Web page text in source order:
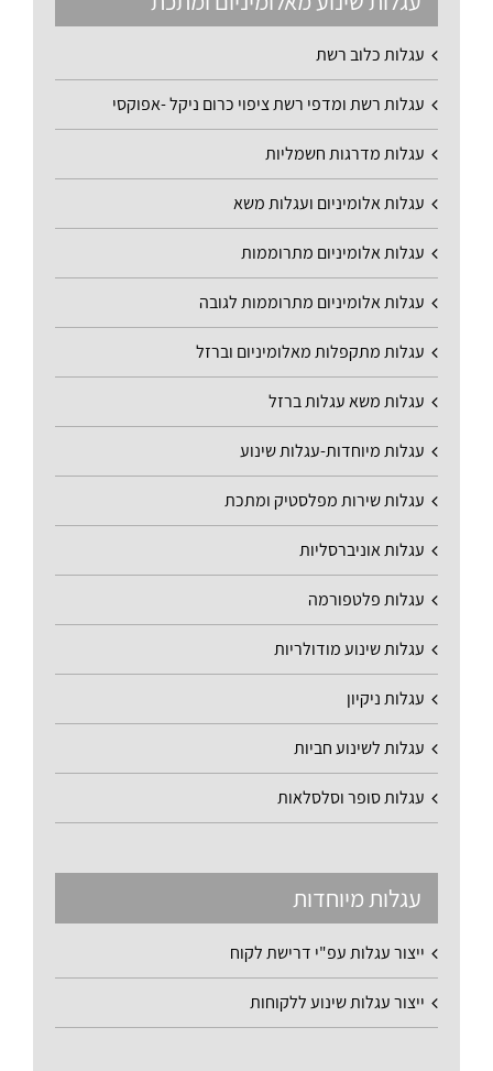
עגלות כלוב רשת
עגלות רשת ומדפי רשת ציפוי כרום ניקל -אפוקסי
עגלות מדרגות חשמליות
עגלות אלומיניום ועגלות משא
עגלות אלומיניום מתרוממות
עגלות אלומיניום מתרוממות לגובה
עגלות מתקפלות מאלומיניום וברזל
עגלות משא עגלות ברזל
עגלות מיוחדות-עגלות שינוע
עגלות שירות מפלסטיק ומתכת
עגלות אוניברסליות
עגלות פלטפורמה
עגלות שינוע מודולריות
עגלות ניקיון
עגלות לשינוע חביות
עגלות סופר וסלסלאות
עגלות מיוחדות
ייצור עגלות עפ"י דרישת לקוח
ייצור עגלות שינוע ללקוחות